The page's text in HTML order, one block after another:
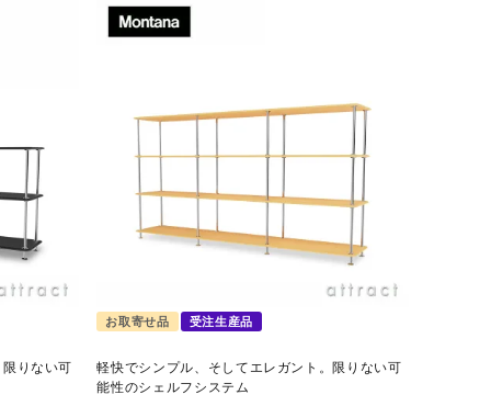
りない可
お取寄せ品 受注生産品
軽快でシンプル、そしてエレガント。限りない可
能性のシェルフシステム